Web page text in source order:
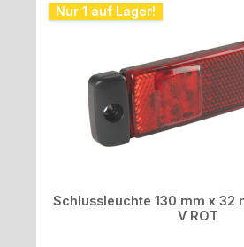
Nur 1 auf Lager!
Schlussleuchte 130 mm x 32
V ROT